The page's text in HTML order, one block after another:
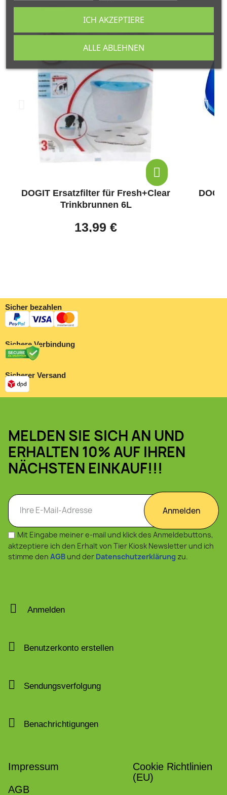
DOGIT Ersatzfilter für Fresh+Clear
Trinkbrunnen 6L
13,99 €
Sicher bezahlen
Sichere Verbindung
Sicherer Versand
MELDEN SIE SICH AN UND
ERHALTEN 10% AUF IHREN
NÄCHSTEN EINKAUF!!!
Anmelden
Mit Eingabe meiner e-mail und klick des Anmeldebuttons,
aktzeptiere ich den Erhalt von Tier Kiosk Newsletter und ich
stimme den AGB und der Datenschutzerklärung zu.
ALLE ABLEHNEN
ICH AKZEPTIERE
Anmelden
Benutzerkonto erstellen
Sendungsverfolgung
Benachrichtigungen
Impressum
AGB
Cookie Richtlinien
(EU)